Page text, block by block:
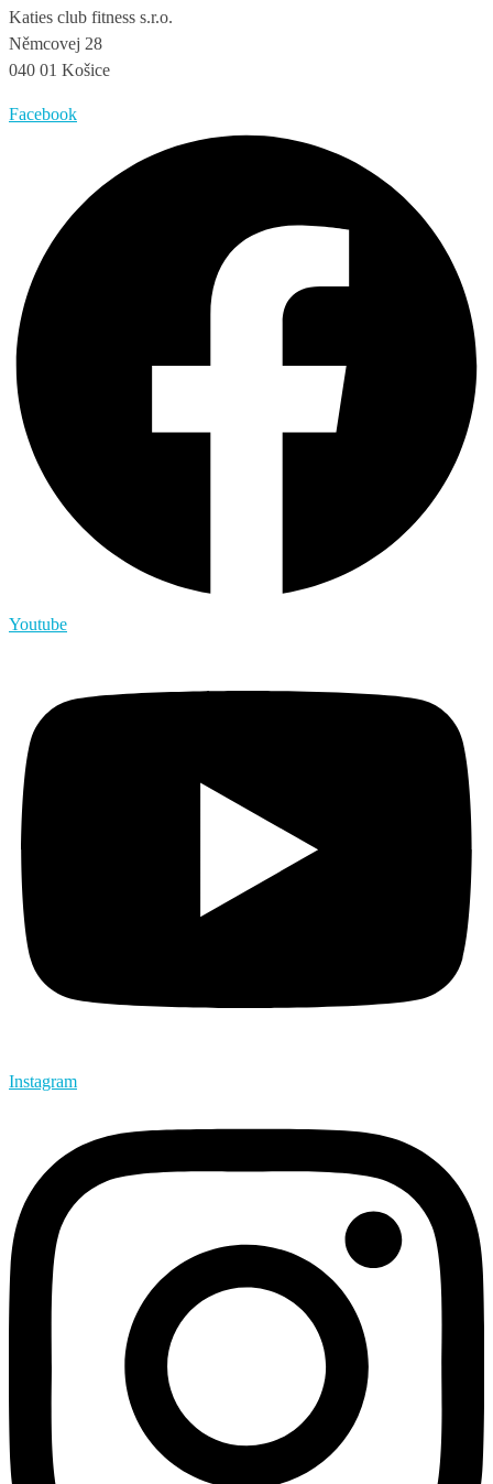
Katies club fitness s.r.o.
Němcovej 28
040 01 Košice
Facebook
Youtube
Instagram